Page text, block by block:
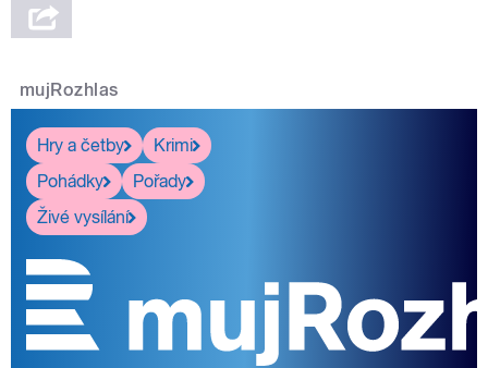
mujRozhlas
Hry a četby
Krimi
Pohádky
Pořady
Živé vysílání